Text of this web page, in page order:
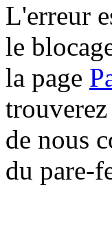
L'erreur
le
la page
de nous
du pare-